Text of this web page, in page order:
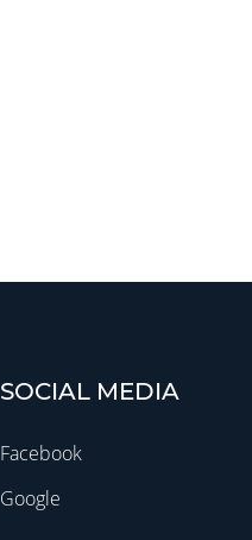
SOCIAL MEDIA
Facebook
Google